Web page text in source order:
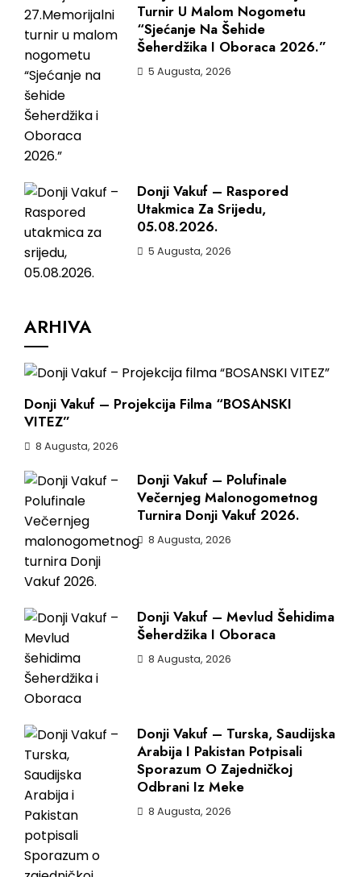
Turnir U Malom Nogometu
“Sjećanje Na Šehide
Šeherdžika I Oboraca 2026.”
5 Augusta, 2026
Donji Vakuf – Raspored
Utakmica Za Srijedu,
05.08.2026.
5 Augusta, 2026
ARHIVA
Donji Vakuf – Projekcija Filma “BOSANSKI
VITEZ”
8 Augusta, 2026
Donji Vakuf – Polufinale
Večernjeg Malonogometnog
Turnira Donji Vakuf 2026.
8 Augusta, 2026
Donji Vakuf – Mevlud Šehidima
Šeherdžika I Oboraca
8 Augusta, 2026
Donji Vakuf – Turska, Saudijska
Arabija I Pakistan Potpisali
Sporazum O Zajedničkoj
Odbrani Iz Meke
8 Augusta, 2026